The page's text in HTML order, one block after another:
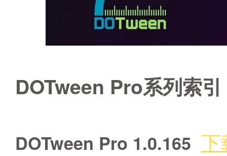
DOTween Pro系列索
DOTween Pro 1.0.165 下